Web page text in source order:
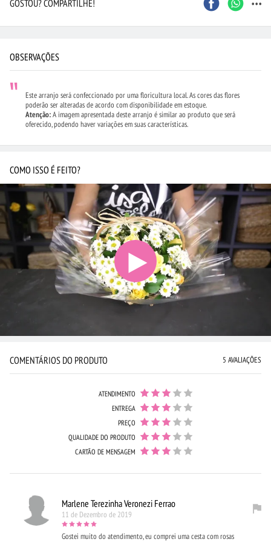
GOSTOU? COMPARTILHE!
OBSERVAÇÕES
Este arranjo será confeccionado por uma floricultura local. As cores das flores
poderão ser alteradas de acordo com disponibilidade em estoque.
Atenção:A imagem apresentada deste arranjo é similar ao produto que será
oferecido, podendo haver variações em suas características.
COMO ISSO É FEITO?
COMENTÁRIOS DO PRODUTO 5 AVALIAÇÕES
ATENDIMENTO
ENTREGA
PREÇO
QUALIDADE DO PRODUTO
CARTÃO DE MENSAGEM
Marlene Terezinha Veronezi Ferrao
11 de Dezembro de 2019
Gostei muito do atendimento, eu comprei uma cesta com rosas